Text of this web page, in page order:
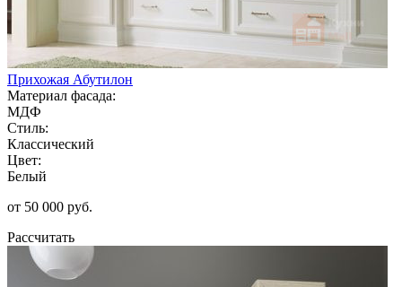
Прихожая Абутилон
Материал фасада:
МДФ
Стиль:
Классический
Цвет:
Белый
от 50 000 руб.
Рассчитать